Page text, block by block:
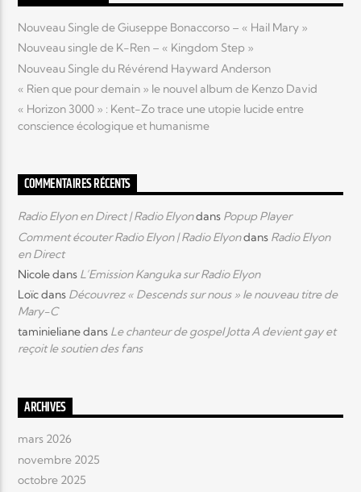
Elyon Live
Elyon Kids
Nouveau Single de Giuseppe Bonaccorso – « Hail Mary »
Nouveau single de K-Ren – « Kingdom Step »
Nouveau Single du Révérend Hayward Anderson
« Rien que pour demain » le nouvel album de Kenzo David
« Horizon 3000 » : Kent-Zo trace une utopie lucide entre
conscience écologique et humanisme
COMMENTAIRES RÉCENTS
Radio Elyon en Direct | Radio Elyondans Popup Player
Comment écouter Radio Elyon | Radio Elyondans Radio Elyon
en Direct
Nicoledans L’Emission Kanguka sur Radio Elyon
Loïcdans Découvrez « Descends sur nous » le nouveau titre de
Mary-C
taminielianedans Le chanteur de gospel Jotta A devient gay et
reçoit le soutien des fans
ARCHIVES
mars 2026
novembre 2025
octobre 2025